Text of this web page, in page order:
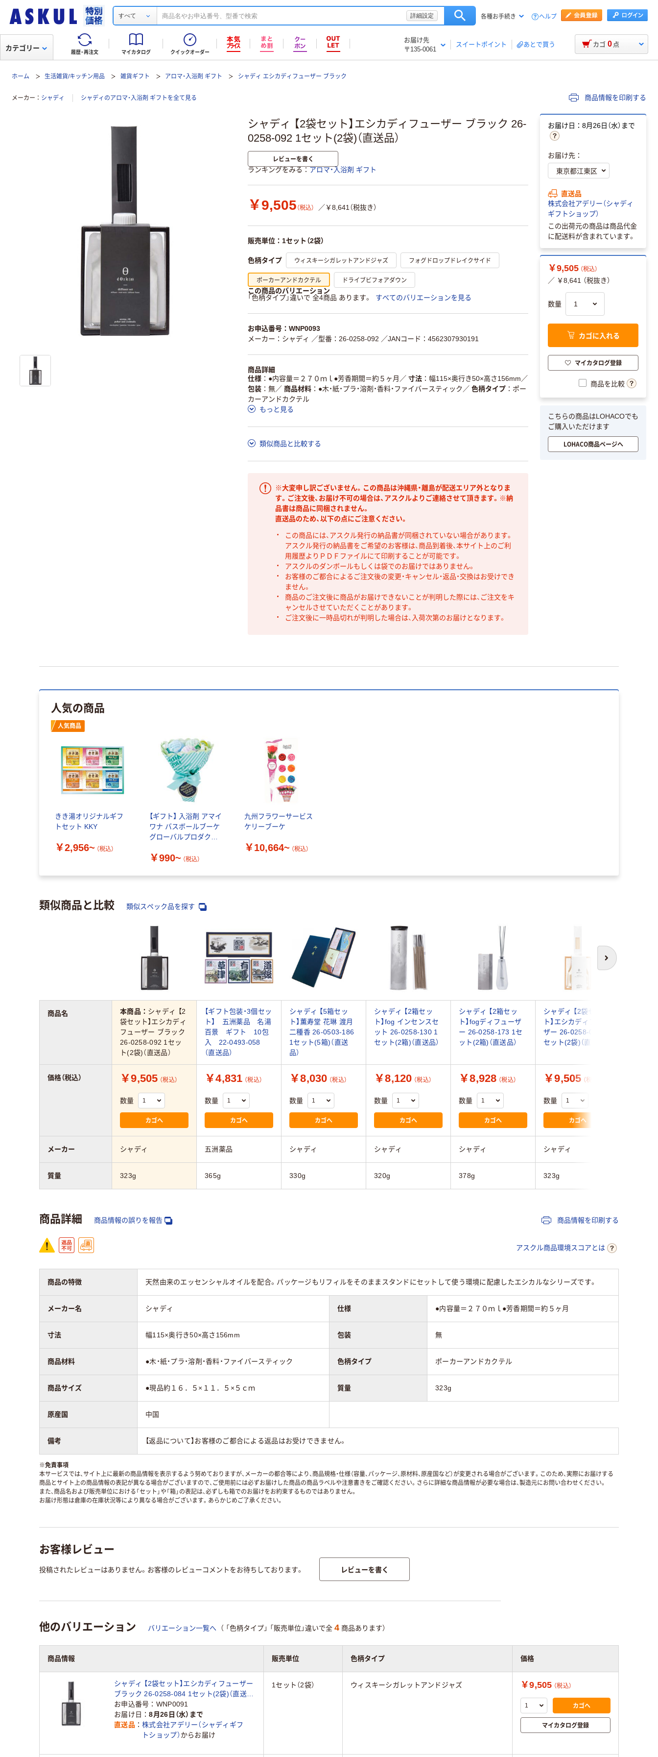
すべて 詳細設定 各種お手続き ヘルプ
履歴・再注文 マイカタログ クイックオーダー
お届け先
〒135-0061
スイートポイント あとで買う
カテゴリー カゴ 0 点
ホーム 生活雑貨/キッチン用品 雑貨ギフト アロマ・入浴剤 ギフト シャディ エシカディフューザー ブラック
メーカー シャディ シャディのアロマ・入浴剤 ギフトを全て見る 商品情報を印刷する
シャディ 【2袋セット】エシカディフューザー ブラック 26-
0258-092 1セット(2袋)（直送品）
レビューを書く
ランキングをみる アロマ・入浴剤 ギフト
￥9,505 （税込） ／￥8,641（税抜き）
販売単位：1セット（2袋）
色柄タイプ ウィスキーシガレットアンドジャズ フォグドロップドレイクサイド
ポーカーアンドカクテル ドライブビフォアダウン
この商品のバリエーション
「色柄タイプ」違いで 全4商品 あります。
すべてのバリエーションを見る
お申込番号：WNP0093
メーカー：シャディ
／型番：26-0258-092 ／JANコード：4562307930191
商品詳細
仕様
●内容量＝２７０ｍｌ●芳香期間＝約５ヶ月 ／ 寸法 幅115×奥行き50×高さ156mm ／
包装
無／ 商品材料 ●木・紙・プラ・溶剤・香料・ファイバースティック ／ 色柄タイプ
ポー
カーアンドカクテル
もっと見る
類似商品と比較する
※大変申し訳ございません。この商品は沖縄県・離島が配送エリア外となりま
す。ご注文後、お届け不可の場合は、アスクルよりご連絡させて頂きます。※納
品書は商品に同梱されません。
直送品のため、以下の点にご注意ください。
この商品には、アスクル発行の納品書が同梱されていない場合があります。
アスクル発行の納品書をご希望のお客様は、商品到着後、本サイト上のご利
用履歴よりＰＤＦファイルにて印刷することが可能です。
アスクルのダンボールもしくは袋でのお届けではありません。
お客様のご都合によるご注文後の変更・キャンセル・返品・交換はお受けでき
ません。
商品のご注文後に商品がお届けできないことが判明した際には、ご注文をキ
ャンセルさせていただくことがあります。
ご注文後に一時品切れが判明した場合は、入荷次第のお届けとなります。
お届け日：8月26日（水）まで
お届け先：
直送品
株式会社アデリー（シャディ
ギフトショップ）
この出荷元の商品は商品代金
に配送料が含まれています。
￥9,505 （税込）
／ ￥8,641 （税抜き）
数量
カゴに入れる
マイカタログ登録
商品を比較
こちらの商品はLOHACOでも
ご購入いただけます
LOHACO商品ページへ
人気の商品
人気商品
きき湯オリジナルギフ
トセット KKY
￥2,956~ （税込）
【ギフト】 入浴剤 アマイ
ワナ バスボールブーケ
グローバルプロダクト
￥990~ （税込）
九州フラワーサービス
ケリーブーケ
￥10,664~ （税込）
類似商品と比較 類似スペック品を探す
次へ
本商品： シャディ 【2
袋セット】エシカディ
フューザー ブラック
26-0258-092 1セッ
ト(2袋)（直送品）
【ギフト包装・3個セッ
ト】 五洲薬品 名湯
百景 ギフト 10包
入 22-0493-058
（直送品）
シャディ 【5箱セッ
ト】薫寿堂 花琳 渡月
二種香 26-0503-186
1セット(5箱)（直送
品）
シャディ 【2箱セッ
ト】fog インセンスセ
ット 26-0258-130 1
セット(2箱)（直送品）
シャディ 【2箱セッ
ト】fogディフューザ
ー 26-0258-173 1セ
ット(2箱)（直送品）
シャディ 【2袋セッ
ト】エシカディフュー
ザー 26-0258-025 1
セット(2袋)（直送品）
￥9,505 （税込）
数量
カゴへ
￥4,831 （税込）
数量
カゴへ
￥8,030 （税込）
数量
カゴへ
￥8,120 （税込）
数量
カゴへ
￥8,928 （税込）
数量
カゴへ
￥9,505 （税込）
数量
カゴへ
シャディ 五洲薬品 シャディ シャディ シャディ シャディ
323g 365g 330g 320g 378g 323g
商品名
価格（税込）
メーカー
質量
商品詳細 商品情報の誤りを報告 商品情報を印刷する
アスクル商品環境スコアとは
商品の特徴 天然由来のエッセンシャルオイルを配合。パッケージもリフィルをそのままスタンドにセットして使う環境に配慮したエシカルなシリーズです。
メーカー名 シャディ 仕様 ●内容量＝２７０ｍｌ●芳香期間＝約５ヶ月
寸法 幅115×奥行き50×高さ156mm 包装 無
商品材料 ●木・紙・プラ・溶剤・香料・ファイバースティック 色柄タイプ ポーカーアンドカクテル
商品サイズ ●現品約１６．５×１１．５×５ｃｍ 質量 323g
原産国 中国
備考 【返品について】お客様のご都合による返品はお受けできません。
※免責事項
本サービスでは、サイト上に最新の商品情報を表示するよう努めておりますが、メーカーの都合等により、商品規格・仕様（容量、パッケージ、原材料、原産国など）が変更される場合がございます。このため、実際にお届けする
商品とサイト上の商品情報の表記が異なる場合がございますので、ご使用前には必ずお届けした商品の商品ラベルや注意書きをご確認ください。さらに詳細な商品情報が必要な場合は、製造元にお問い合わせください。
また、商品名および販売単位における「セット」や「箱」の表記は、必ずしも箱でのお届けをお約束するものではありません。
お届け形態は倉庫の在庫状況等により異なる場合がございます。あらかじめご了承ください。
お客様レビュー
投稿されたレビューはありません。お客様のレビューコメントをお待ちしております。 レビューを書く
他のバリエーション バリエーション一覧へ （ 「色柄タイプ」 「販売単位」違いで全 4 商品あります）
商品情報 販売単位 色柄タイプ 価格
シャディ 【2袋セット】エシカディフューザー
ブラック 26-0258-084 1セット(2袋)（直送
品）
お申込番号
WNP0091
お届け日
8月26日（水）まで
直送品
株式会社アデリー（シャディギフ
トショップ） からお届け
1セット（2袋） ウィスキーシガレットアンドジャズ ￥9,505 （税込）
カゴへ
マイカタログ登録